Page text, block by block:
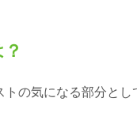
トの気になる部分とし